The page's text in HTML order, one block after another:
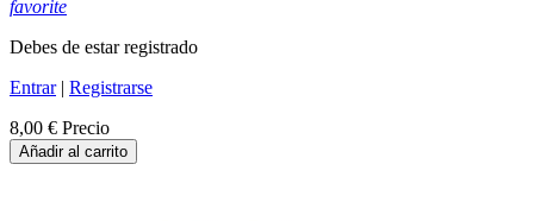
favorite
Debes de estar registrado
Entrar| Registrarse
8,00 € Precio
Añadir al carrito